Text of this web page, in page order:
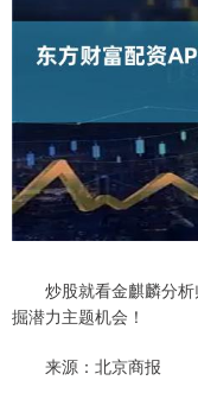
炒股就看金麒麟分析
掘潜力主题机会！
来源：北京商报